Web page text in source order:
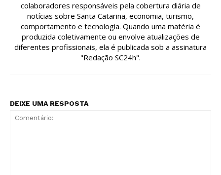
colaboradores responsáveis pela cobertura diária de
notícias sobre Santa Catarina, economia, turismo,
comportamento e tecnologia. Quando uma matéria é
produzida coletivamente ou envolve atualizações de
diferentes profissionais, ela é publicada sob a assinatura
"Redação SC24h".
DEIXE UMA RESPOSTA